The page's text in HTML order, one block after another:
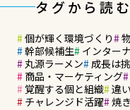
タグから読む
個が輝く環境づくり
幹部候補生 インター
丸源ラーメン 成長は
商品・マーケティング
覚醒する個と組織 違
チャレンジド活躍 焼